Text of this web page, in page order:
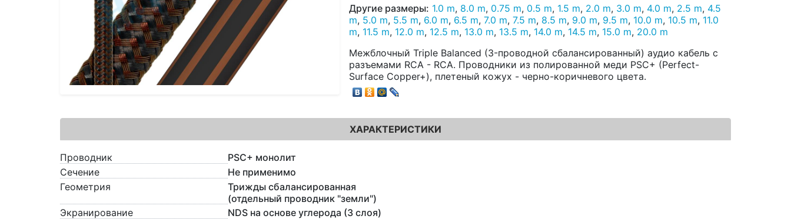
Другие размеры: 1.0 m, 8.0 m, 0.75 m, 0.5 m, 1.5 m, 2.0 m, 3.0 m, 4.0 m, 2.5 m, 4.5
m, 5.0 m, 5.5 m, 6.0 m, 6.5 m, 7.0 m, 7.5 m, 8.5 m, 9.0 m, 9.5 m, 10.0 m, 10.5 m, 11.0
m, 11.5 m, 12.0 m, 12.5 m, 13.0 m, 13.5 m, 14.0 m, 14.5 m, 15.0 m, 20.0 m
Межблочный Triple Balanced (3-проводной сбалансированный) аудио кабель с
разъемами RCA - RCA. Проводники из полированной меди PSC+ (Perfect-
Surface Copper+), плетеный кожух - черно-коричневого цвета.
ХАРАКТЕРИСТИКИ
Проводник
PSC+ монолит
Сечение
Не применимо
Геометрия
Трижды сбалансированная
(отдельный проводник "земли")
Экранирование
NDS на основе углерода (3 слоя)